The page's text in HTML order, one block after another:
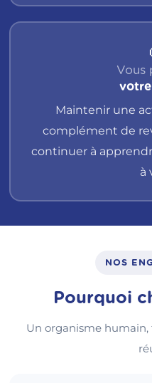
Vous
Maintenir une
complément de
continuer à
à
NOS
Pourquoi
Un organisme